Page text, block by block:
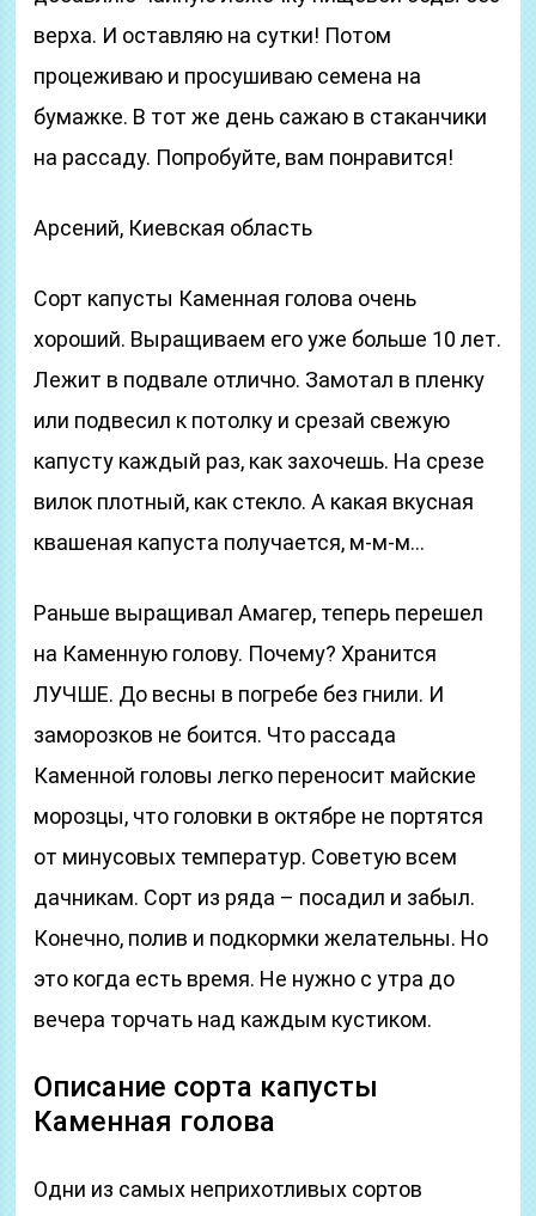
верха. И оставляю на сутки! Потом
процеживаю и просушиваю семена на
бумажке. В тот же день сажаю в стаканчики
на рассаду. Попробуйте, вам понравится!
Арсений, Киевская область
Сорт капусты Каменная голова очень
хороший. Выращиваем его уже больше 10 лет.
Лежит в подвале отлично. Замотал в пленку
или подвесил к потолку и срезай свежую
капусту каждый раз, как захочешь. На срезе
вилок плотный, как стекло. А какая вкусная
квашеная капуста получается, м-м-м…
Раньше выращивал Амагер, теперь перешел
на Каменную голову. Почему? Хранится
ЛУЧШЕ. До весны в погребе без гнили. И
заморозков не боится. Что рассада
Каменной головы легко переносит майские
морозцы, что головки в октябре не портятся
от минусовых температур. Советую всем
дачникам. Сорт из ряда – посадил и забыл.
Конечно, полив и подкормки желательны. Но
это когда есть время. Не нужно с утра до
вечера торчать над каждым кустиком.
Описание сорта капусты
Каменная голова
Одни из самых неприхотливых сортов